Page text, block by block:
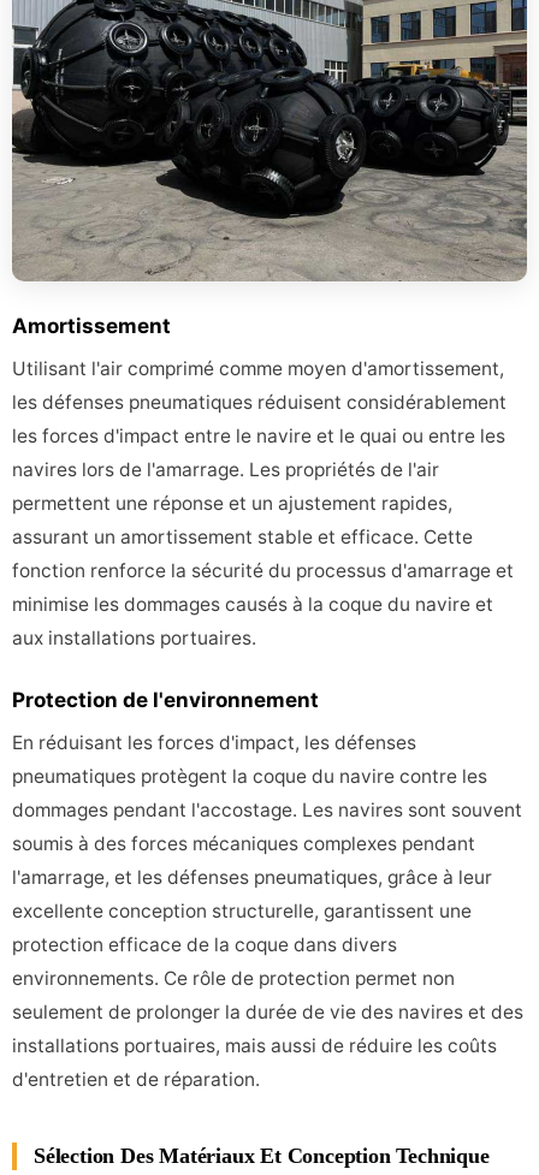
Amortissement
Utilisant l'air comprimé comme moyen d'amortissement,
les défenses pneumatiques réduisent considérablement
les forces d'impact entre le navire et le quai ou entre les
navires lors de l'amarrage. Les propriétés de l'air
permettent une réponse et un ajustement rapides,
assurant un amortissement stable et efficace. Cette
fonction renforce la sécurité du processus d'amarrage et
minimise les dommages causés à la coque du navire et
aux installations portuaires.
Protection de l'environnement
En réduisant les forces d'impact, les défenses
pneumatiques protègent la coque du navire contre les
dommages pendant l'accostage. Les navires sont souvent
soumis à des forces mécaniques complexes pendant
l'amarrage, et les défenses pneumatiques, grâce à leur
excellente conception structurelle, garantissent une
protection efficace de la coque dans divers
environnements. Ce rôle de protection permet non
seulement de prolonger la durée de vie des navires et des
installations portuaires, mais aussi de réduire les coûts
d'entretien et de réparation.
Sélection Des Matériaux Et Conception Technique